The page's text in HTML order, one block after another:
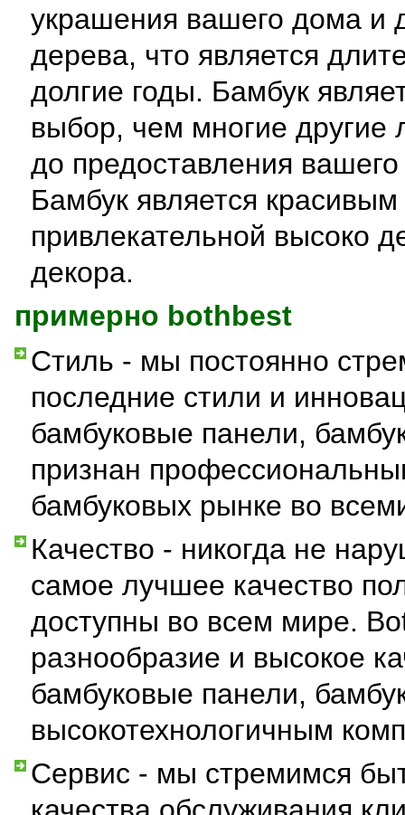
украшения вашего дома и
дерева, что является
долгие годы. Бамбук
выбор, чем многие другие
до предоставления
Бамбук является
привлекательной высоко
декора.
примерно bothbest
Стиль - мы постоянно
последние стили и
бамбуковые панели,
признан
бамбуковых рынке во
Качество - никогда не
самое лучшее качество
доступны во всем мире.
разнообразие и высокое
бамбуковые панели,
высокотехнологичным
Сервис - мы стремимся